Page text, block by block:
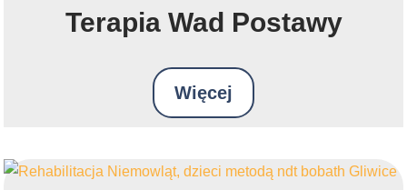
Terapia Wad Postawy
Więcej